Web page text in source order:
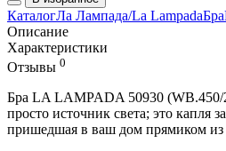
КаталогЛа Лампада/La LampadaБра
Описание
Характеристики
Отзывы 0
Бра LA LAMPADA 50930
просто источник света; это капля
пришедшая в ваш дом прямиком